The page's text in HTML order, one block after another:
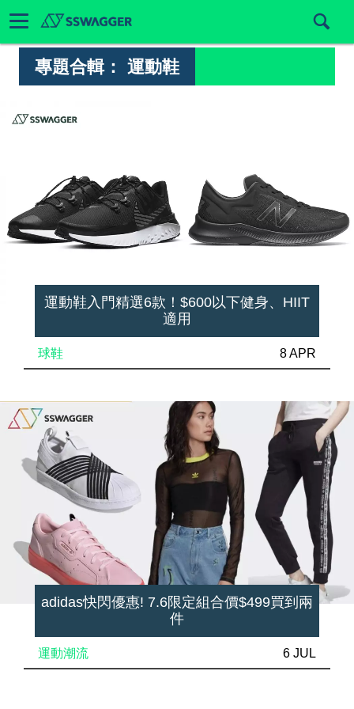
專題合輯： 運動鞋
運動鞋入門精選6款！$600以下健身、HIIT
適用
球鞋 8 APR
adidas快閃優惠! 7.6限定組合價$499買到兩
件
運動潮流 6 JUL